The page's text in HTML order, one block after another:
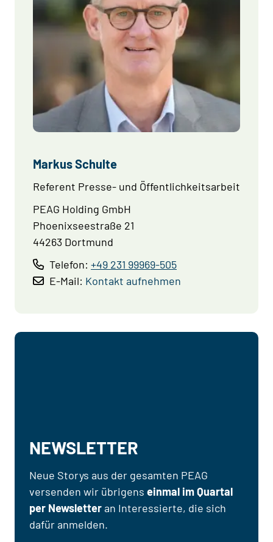
Markus Schulte
Referent Presse- und Öffentlichkeitsarbeit
PEAG Holding GmbH
Phoenixseestraße 21
44263 Dortmund
Telefon: +49 231 99969-505
E-Mail: Kontakt aufnehmen
NEWSLETTER
Neue Storys aus der gesamten PEAG
versenden wir übrigens einmal im Quartal
per Newsletteran Interessierte, die sich
dafür anmelden.